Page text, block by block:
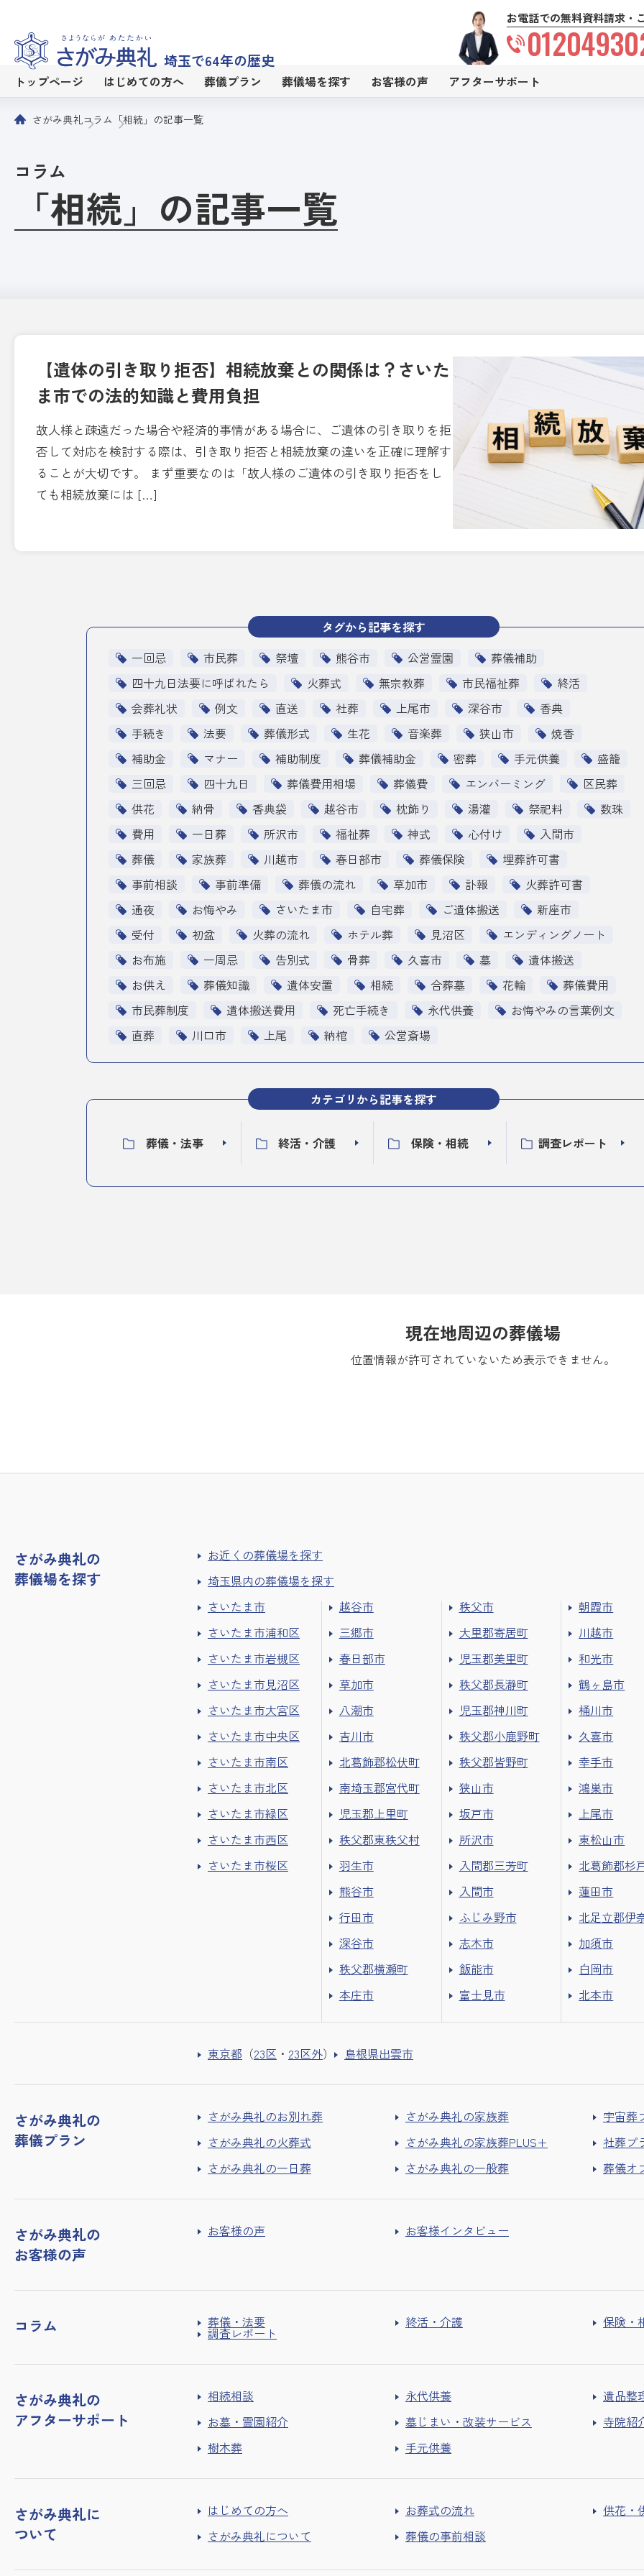
埼玉で64年の歴史
お電話での無料資料請求・
トップページ はじめての方へ 葬儀プラン 葬儀場を探す お客様の声 アフターサポート
さがみ典礼コラム 「相続」の記事一覧
コラム
「相続」の記事一覧
【遺体の引き取り拒否】相続放棄との関係は？さいた
ま市での法的知識と費用負担
故人様と疎遠だった場合や経済的事情がある場合に、ご遺体の引き取りを拒
否して対応を検討する際は、引き取り拒否と相続放棄の違いを正確に理解す
ることが大切です。 まず重要なのは「故人様のご遺体の引き取り拒否をし
ても相続放棄には […]
タグから記事を探す
一回忌
市民葬 祭壇 熊谷市 公営霊園
葬儀補助
四十九日法要に呼ばれたら
火葬式 無宗教葬 市民福祉葬
終活
会葬礼状
例文 直送 社葬 上尾市 深谷市
香典
手続き
法要 葬儀形式 生花 音楽葬 狭山市
焼香
補助金
マナー 補助制度 葬儀補助金 密葬 手元供養
盛籠
三回忌
四十九日 葬儀費用相場 葬儀費 エンバーミング
区民葬
供花
納骨 香典袋 越谷市 枕飾り 湯灌 祭祀料
数珠
費用
一日葬 所沢市 福祉葬 神式 心付け
入間市
葬儀
家族葬 川越市 春日部市 葬儀保険
埋葬許可書
事前相談
事前準備 葬儀の流れ 草加市 訃報
火葬許可書
通夜
お悔やみ さいたま市 自宅葬 ご遺体搬送
新座市
受付
初盆 火葬の流れ ホテル葬 見沼区
エンディングノート
お布施
一周忌 告別式 骨葬 久喜市 墓
遺体搬送
お供え
葬儀知識 遺体安置 相続 合葬墓 花輪
葬儀費用
市民葬制度
遺体搬送費用 死亡手続き 永代供養
お悔やみの言葉例文
直葬
川口市 上尾 納棺 公営斎場
カテゴリから記事を探す
葬儀・法事 終活・介護 保険・相続 調査レポート
現在地周辺の葬儀場
位置情報が許可されていないため表示できません。
さがみ典礼の
葬儀場を探す
お近くの葬儀場を探す
埼玉県内の葬儀場を探す
さいたま市
さいたま市浦和区
さいたま市岩槻区
さいたま市見沼区
さいたま市大宮区
さいたま市中央区
さいたま市南区
さいたま市北区
さいたま市緑区
さいたま市西区
さいたま市桜区
越谷市
三郷市
春日部市
草加市
八潮市
吉川市
北葛飾郡松伏町
南埼玉郡宮代町
児玉郡上里町
秩父郡東秩父村
羽生市
熊谷市
行田市
深谷市
秩父郡横瀬町
本庄市
秩父市
大里郡寄居町
児玉郡美里町
秩父郡長瀞町
児玉郡神川町
秩父郡小鹿野町
秩父郡皆野町
狭山市
坂戸市
所沢市
入間郡三芳町
入間市
ふじみ野市
志木市
飯能市
富士見市
朝霞市
川越市
和光市
鶴ヶ島市
桶川市
久喜市
幸手市
鴻巣市
上尾市
東松山市
北葛飾郡杉
蓮田市
北足立郡伊
加須市
白岡市
北本市
東京都 （23区 ・ 23区外） 島根県出雲市
さがみ典礼の
葬儀プラン
さがみ典礼のお別れ葬
さがみ典礼の火葬式
さがみ典礼の一日葬
さがみ典礼の家族葬
さがみ典礼の家族葬PLUS+
さがみ典礼の一般葬
宇宙葬
社葬プ
葬儀オ
さがみ典礼の
お客様の声
お客様の声 お客様インタビュー
コラム 葬儀・法要 終活・介護 保険・
調査レポート
さがみ典礼の
アフターサポート
相続相談
お墓・霊園紹介
樹木葬
永代供養
墓じまい・改装サービス
手元供養
遺品整
寺院紹
さがみ典礼に
ついて
はじめての方へ
さがみ典礼について
お葬式の流れ
葬儀の事前相談
供花・